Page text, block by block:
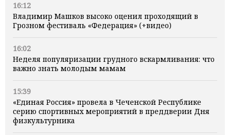
16:12
Владимир Машков высоко оценил проходящий в
Грозном фестиваль «Федерация» (+видео)
16:02
Неделя популяризации грудного вскармливания: что
важно знать молодым мамам
15:39
«Единая Россия» провела в Чеченской Республике
серию спортивных мероприятий в преддверии Дня
физкультурника